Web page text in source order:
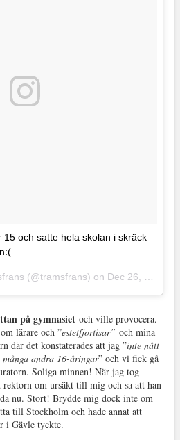
och satte hela skolan i skräck
(@tramsfrans) on Dec 26, 2015 at 12:53pm PST
på gymnasiet och ville provocera.
lärare och ”estetfjortisar” och mina
där det konstaterades att jag ”inte nått
andra 16-åringar” och vi fick gå
Soliga minnen! När jag tog
rektorn om ursäkt till mig och sa att han
nu. Stort! Brydde mig dock inte om
till Stockholm och hade annat att
i Gävle tyckte.